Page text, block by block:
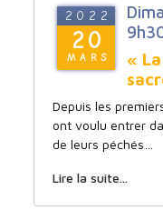
2022
20
MARS
«
Depuis les
ont voulu entrer
de leurs péchés…
Lire la suite...